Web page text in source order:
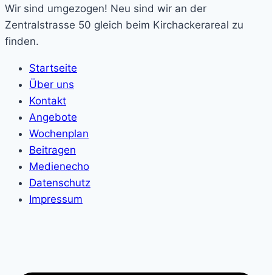
Wir sind umgezogen! Neu sind wir an der
Zentralstrasse 50 gleich beim Kirchackerareal zu
finden.
Startseite
Über uns
Kontakt
Angebote
Wochenplan
Beitragen
Medienecho
Datenschutz
Impressum